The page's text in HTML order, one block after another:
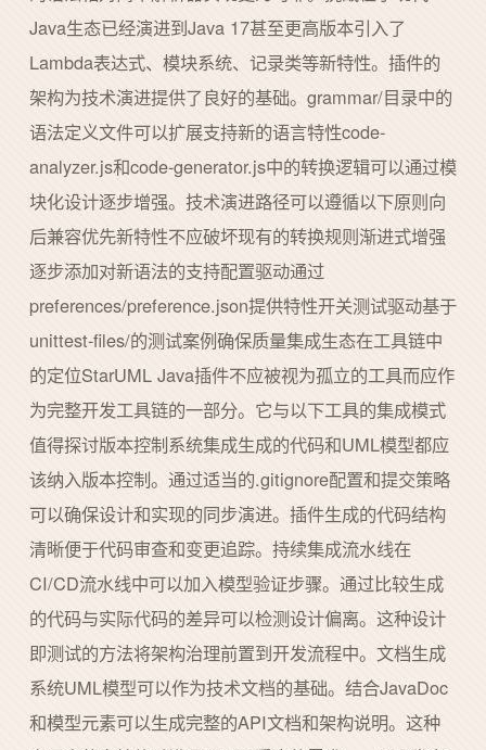
Java生态已经演进到Java 17甚至更高版本引入了
Lambda表达式、模块系统、记录类等新特性。插件的
架构为技术演进提供了良好的基础。grammar/目录中的
语法定义文件可以扩展支持新的语言特性code-
analyzer.js和code-generator.js中的转换逻辑可以通过模
块化设计逐步增强。技术演进路径可以遵循以下原则向
后兼容优先新特性不应破坏现有的转换规则渐进式增强
逐步添加对新语法的支持配置驱动通过
preferences/preference.json提供特性开关测试驱动基于
unittest-files/的测试案例确保质量集成生态在工具链中
的定位StarUML Java插件不应被视为孤立的工具而应作
为完整开发工具链的一部分。它与以下工具的集成模式
值得探讨版本控制系统集成生成的代码和UML模型都应
该纳入版本控制。通过适当的.gitignore配置和提交策略
可以确保设计和实现的同步演进。插件生成的代码结构
清晰便于代码审查和变更追踪。持续集成流水线在
CI/CD流水线中可以加入模型验证步骤。通过比较生成
的代码与实际代码的差异可以检测设计偏离。这种设计
即测试的方法将架构治理前置到开发流程中。文档生成
系统UML模型可以作为技术文档的基础。结合JavaDoc
和模型元素可以生成完整的API文档和架构说明。这种